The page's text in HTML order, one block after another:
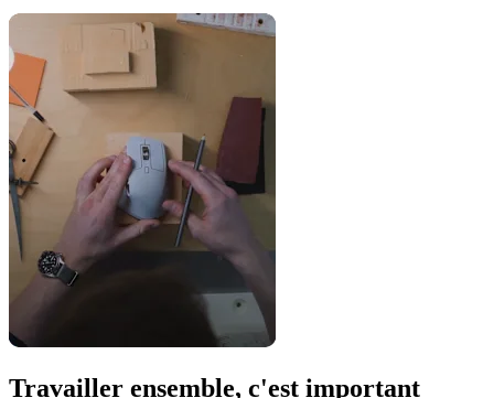
Travailler ensemble, c'est important